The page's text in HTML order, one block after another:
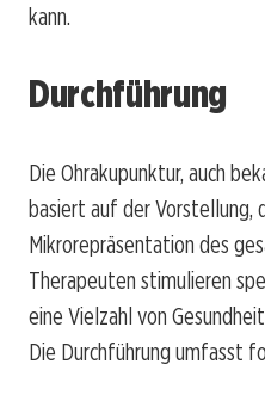
kann.
Durchführung
Die Ohrakupunktur, auch
basiert auf der Vorstellung,
Mikrorepräsentation des
Therapeuten stimulieren
eine Vielzahl von
Die Durchführung umfasst